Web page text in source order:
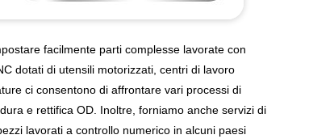
facilmente parti complesse lavorate con
dotati di utensili motorizzati, centri di lavoro
ci consentono di affrontare vari processi di
e rettifica OD. Inoltre, forniamo anche servizi di
lavorati a controllo numerico in alcuni paesi